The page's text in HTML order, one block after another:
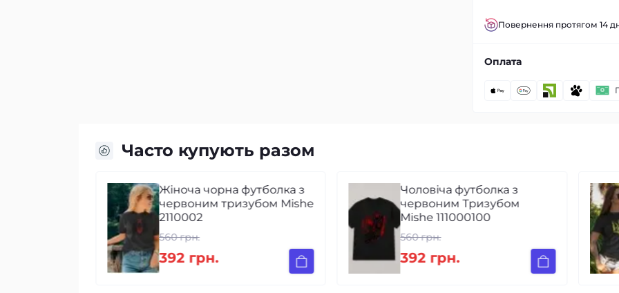
Повернення протягом 14
Оплата
Часто купують разом
Жіноча чорна футболка з
червоним тризубом Mishe
2110002
560 грн.
392 грн.
Чоловіча футболка з
червоним Тризубом
Mishe 111000100
560 грн.
392 грн.